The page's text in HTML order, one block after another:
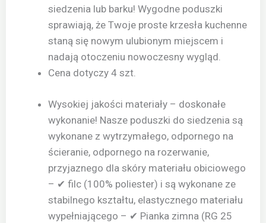
siedzenia lub barku! Wygodne poduszki
sprawiają, że Twoje proste krzesła kuchenne
staną się nowym ulubionym miejscem i
nadają otoczeniu nowoczesny wygląd.
Cena dotyczy 4 szt.
Wysokiej jakości materiały – doskonałe
wykonanie! Nasze poduszki do siedzenia są
wykonane z wytrzymałego, odpornego na
ścieranie, odpornego na rozerwanie,
przyjaznego dla skóry materiału obiciowego
– ✔ filc (100% poliester) i są wykonane ze
stabilnego kształtu, elastycznego materiału
wypełniającego – ✔ Pianka zimna (RG 25